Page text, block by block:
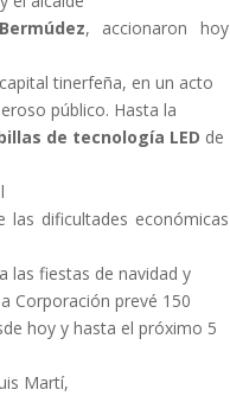
, accionaron hoy
tinerfeña, en un acto
público. Hasta la
de tecnología LED de
las dificultades económicas
las fiestas de navidad y
Corporación prevé 150
hoy y hasta el próximo 5
Martí,